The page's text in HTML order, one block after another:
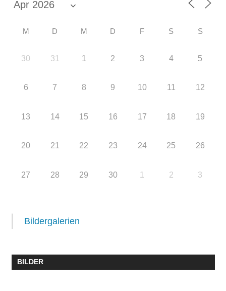
M D M D F S S
30 31 1 2 3 4 5
6 7 8 9 10 11 12
13 14 15 16 17 18 19
20 21 22 23 24 25 26
27 28 29 30 1 2 3
Bildergalerien
BILDER